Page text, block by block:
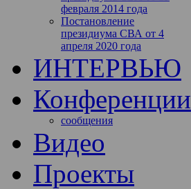
февраля 2014 года
Постановление
президиума СВА от 4
апреля 2020 года
ИНТЕРВЬЮ
Конференции
сообщения
Видео
Проекты